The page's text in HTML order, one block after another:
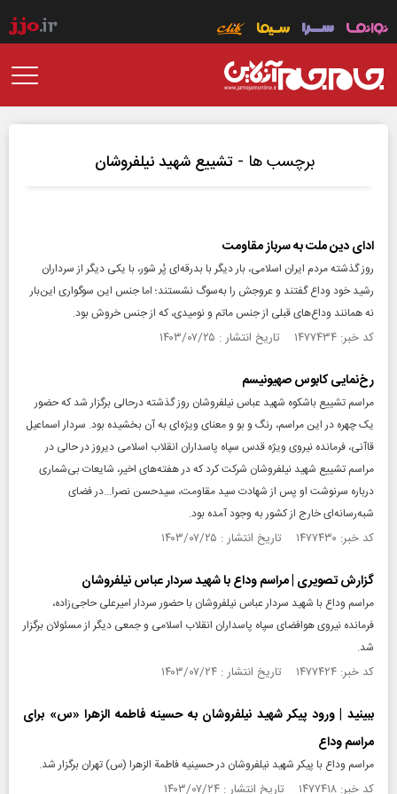
برچسب ها - تشییع شهید نیلفروشان
ادای دین ملت به سرباز مقاومت
روز گذشته مردم ایران اسلامی، بار دیگر با بدرقه‌ای پُر شور، با یکی دیگر از سرداران
رشید خود وداع گفتند و عروجش را به‌سوگ نشستند؛ اما جنس این سوگواری این‌بار
نه همانند وداع‌های قبلی از جنس ماتم و نومیدی، که از جنس خروش بود.
کد خبر: ۱۴۷۷۴۳۴ تاریخ انتشار : ۱۴۰۳/۰۷/۲۵
رخ‌نمایی کابوس صهیونیسم
مراسم تشییع باشکوه شهید عباس نیلفروشان روز گذشته درحالی برگزار شد که حضور
یک چهره در این مراسم، رنگ و بو و معنای ویژه‌ای به آن بخشیده بود. سردار اسماعیل
قاآنی، فرمانده نیروی ویژه قدس سپاه پاسداران انقلاب اسلامی دیروز در حالی در
مراسم تشییع شهید نیلفروشان شرکت کرد که در هفته‌های اخیر، شایعات بی‌شماری
درباره سرنوشت او پس از شهادت سید مقاومت، سیدحسن نصرا...در فضای
شبه‌رسانه‌ای خارج از کشور به وجود آمده بود.
کد خبر: ۱۴۷۷۴۳۰ تاریخ انتشار : ۱۴۰۳/۰۷/۲۵
گزارش تصویری | مراسم وداع با شهید سردار عباس نیلفروشان
مراسم وداع با شهید سردار عباس نیلفروشان با حضور سردار امیرعلی حاجی‌‌‌زاده،
فرمانده نیروی هوافضای سپاه پاسداران انقلاب اسلامی و جمعی دیگر از مسئولان برگزار
شد.
کد خبر: ۱۴۷۷۴۲۴ تاریخ انتشار : ۱۴۰۳/۰۷/۲۴
ببینید | ورود پیکر شهید نیلفروشان به حسینه فاطمه الزهرا «س» برای
مراسم وداع
مراسم وداع با پیکر شهید نیلفروشان در حسینیه فاطمة الزهرا (س) تهران برگزار شد.
کد خبر: ۱۴۷۷۴۱۸ تاریخ انتشار : ۱۴۰۳/۰۷/۲۴